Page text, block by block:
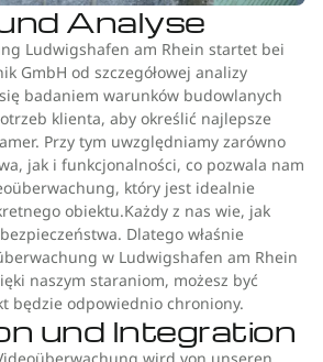
Analyse
Ludwigshafen am Rhein startet bei
GmbH od szczegółowej analizy
badaniem warunków budowlanych
klienta, aby określić najlepsze
Przy tym uwzględniamy zarówno
jak i funkcjonalności, co pozwala nam
który jest idealnie
obiektu.Każdy z nas wie, jak
Dlatego właśnie
w Ludwigshafen am Rhein
naszym staraniom, możesz być
będzie odpowiednio chroniony.
und Integration